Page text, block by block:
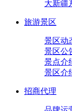
大新疆
旅游景区
景区动
景区公
景点介
景区介
招商代理